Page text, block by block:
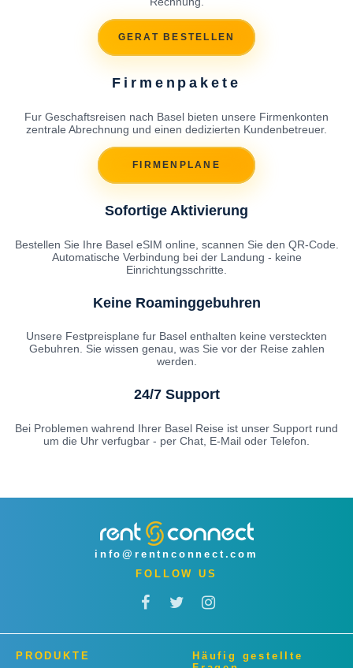
GERAT BESTELLEN
Firmenpakete
Fur Geschaftsreisen nach Basel bieten unsere Firmenkonten
zentrale Abrechnung und einen dedizierten Kundenbetreuer.
FIRMENPLANE
Sofortige Aktivierung
Bestellen Sie Ihre Basel eSIM online, scannen Sie den QR-Code.
Automatische Verbindung bei der Landung - keine
Einrichtungsschritte.
Keine Roaminggebuhren
Unsere Festpreisplane fur Basel enthalten keine versteckten
Gebuhren. Sie wissen genau, was Sie vor der Reise zahlen
werden.
24/7 Support
Bei Problemen wahrend Ihrer Basel Reise ist unser Support rund
um die Uhr verfugbar - per Chat, E-Mail oder Telefon.
info@rentnconnect.com
FOLLOW US
PRODUKTE
Häufig gestellte